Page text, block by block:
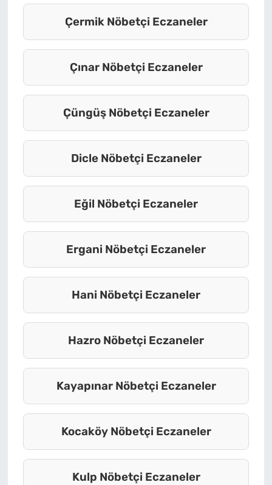
Çermik Nöbetçi Eczaneler
Çınar Nöbetçi Eczaneler
Çüngüş Nöbetçi Eczaneler
Dicle Nöbetçi Eczaneler
Eğil Nöbetçi Eczaneler
Ergani Nöbetçi Eczaneler
Hani Nöbetçi Eczaneler
Hazro Nöbetçi Eczaneler
Kayapınar Nöbetçi Eczaneler
Kocaköy Nöbetçi Eczaneler
Kulp Nöbetçi Eczaneler